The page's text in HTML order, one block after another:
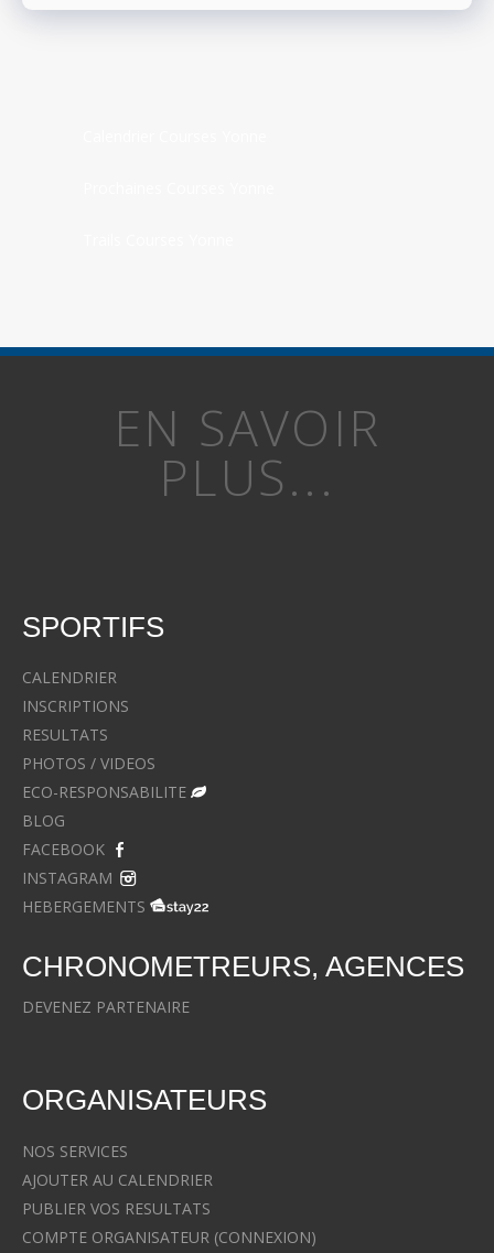
EN SAVOIR
PLUS...
SPORTIFS
CALENDRIER
INSCRIPTIONS
RESULTATS
PHOTOS / VIDEOS
ECO-RESPONSABILITE
BLOG
FACEBOOK
INSTAGRAM
HEBERGEMENTS
CHRONOMETREURS, AGENCES
DEVENEZ PARTENAIRE
ORGANISATEURS
NOS SERVICES
AJOUTER AU CALENDRIER
PUBLIER VOS RESULTATS
COMPTE ORGANISATEUR (CONNEXION)